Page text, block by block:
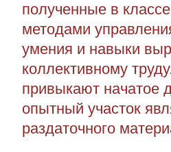
полученные в
методами
умения и навыки
коллективному
привыкают начатое
опытный участок
раздаточного